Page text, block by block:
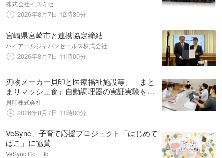
株式会社イズミセ
2026年8月7日 12時30分
宮崎県宮崎市と連携協定締結
ハイアールジャパンセールス株式会社
2026年8月7日 11時00分
刃物メーカー貝印と医療福祉施設等、「まと
まりマッシュ食」自動調理器の実証実験を開
始
貝印株式会社
2026年8月7日 11時00分
VeSync、子育て応援プロジェクト「はじめて
ばこ」に協賛
VeSync Co., Ltd